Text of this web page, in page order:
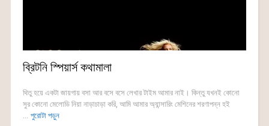
ব্রিটনি স্পিয়ার্স কথামালা
থিতু হয়ে একটা জায়গায় বসা আর বসে বসে লেখার টাইম আমার নাই। কিন্তু যখনই কোনো
সুর কোনো মেলোডি নিয়া নাড়াচাড়া করি, আমি আমার অ্যান্সারিং মেশিনের শরণাপন্ন হই
... পুরোটা পড়ুন